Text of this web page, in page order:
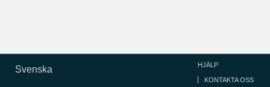
Svenska HJÄLP
KONTAKTA OSS